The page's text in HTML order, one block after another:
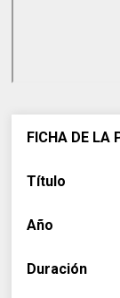
FICHA DE LA
Título
Año
Duración